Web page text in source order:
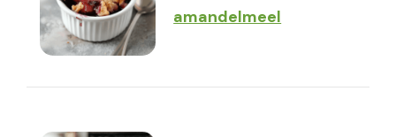
amandelmeel